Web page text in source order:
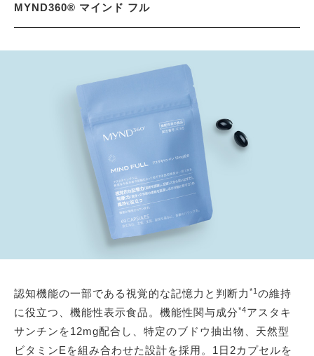
MYND360® マインド フル
認知機能の一部である視覚的な記憶力と判断力 *1 の維持
に役立つ、機能性表示食品。機能性関与成分*4アスタキ
サンチンを12mg配合し、特定のブドウ抽出物、天然型
ビタミンEを組み合わせた設計を採用。1日2カプセルを